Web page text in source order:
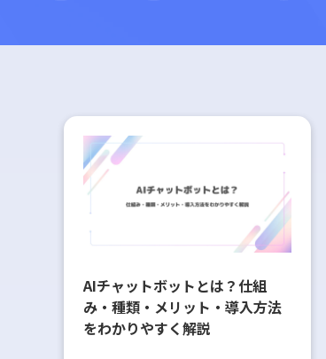
AIチャットボットとは？仕組
み・種類・メリット・導入方法
をわかりやすく解説